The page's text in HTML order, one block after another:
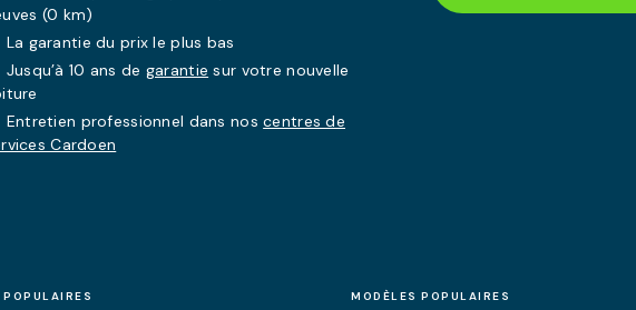
(0 km)
La garantie du prix le plus bas
Jusqu’à 10 ans de garantie sur votre nouvelle
Entretien professionnel dans noscentres de
Cardoen
MODÈLES POPULAIRES